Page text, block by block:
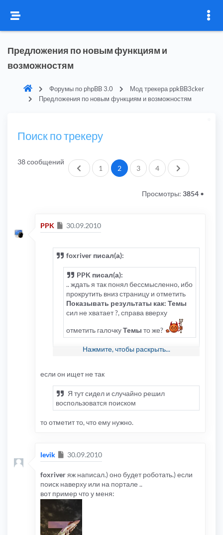
Предложения по новым функциям и
возможностям
Форумы по phpBB 3.0
Мод трекера ppkBB3cker
Предложения по новым функциям и возможностям
Поиск по трекеру
38 сообщений
Пред.1 2 3 4 След.
Просмотры: 3854 •
PPK Сообщение
30.09.2010
foxriver писал(а):
PPK писал(а):
.. ждать я так понял бессмысленно, ибо
прокрутить вниз страницу и отметить
Показывать результаты как: Темы
сил не хватает ?, справа вверху
отметить галочкуТемы то же?
Пользователь когда будет прописывать
Лучше сделать , чтоб оно вечно выбивало
именно темы...
Нажмите, чтобы раскрыть...
если он ищет не так
Я тут сидел и случайно решил
воспользоватся поиском
то отметит то, что ему нужно.
levik Сообщение
30.09.2010
foxriverяж написал.) оно будет роботать.) если
поиск наверху или на портале ..
вот пример что у меня: